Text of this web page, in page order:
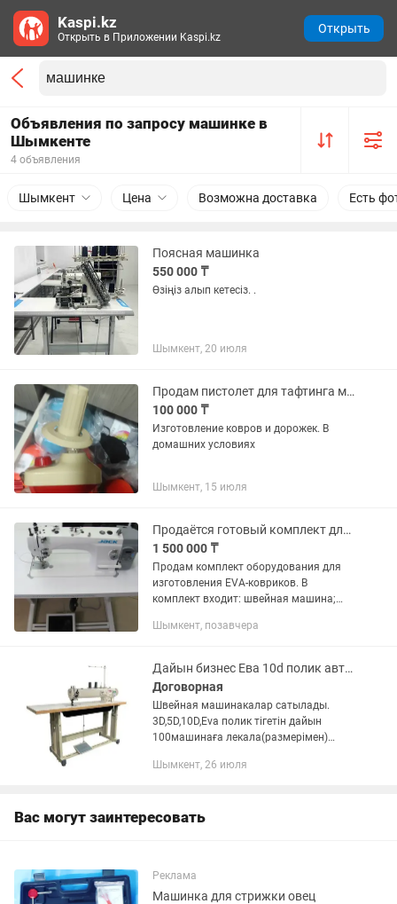
Объявления по запросу машинке в
Шымкенте
4 объявления
Шымкент Цена Возможна доставка Есть
Поясная машинка
550 000 ₸
Өзіңіз алып кетесіз. .
Шымкент, 20 июля
Продам пистолет для тафтинга машинка для стрижки нити ткань катушка
100 000 ₸
Изготовление ковров и дорожек. В
домашних условиях
Шымкент, 15 июля
Продаётся готовый комплект для бизнеса по изготовлению EVA-ковриков
1 500 000 ₸
Продам комплект оборудования для
изготовления EVA-ковриков. В
комплект входит: швейная машина;
изготовления EVA-ковриков; всё
Шымкент, позавчера
Дайын бизнес Ева 10d полик авточехол тігетін машинкалар
Договорная
Швейная машинакалар сатылады.
3D,5D,10D,Eva полик тігетін дайын
100машинаға лекала(размерімен)
почти новый жұмыс істеп тұр.
Шымкент, 26 июля
Вас могут заинтересовать
Реклама
Машинка для стрижки овец
Kaspi.kz
Открыть в Приложении Kaspi.kz
Открыть